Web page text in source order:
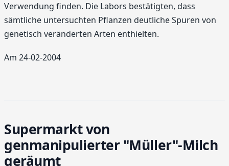
Verwendung finden. Die Labors bestätigten, dass
sämtliche untersuchten Pflanzen deutliche Spuren von
genetisch veränderten Arten enthielten.
Am 24-02-2004
Supermarkt von
genmanipulierter "Müller"-Milch
geräumt